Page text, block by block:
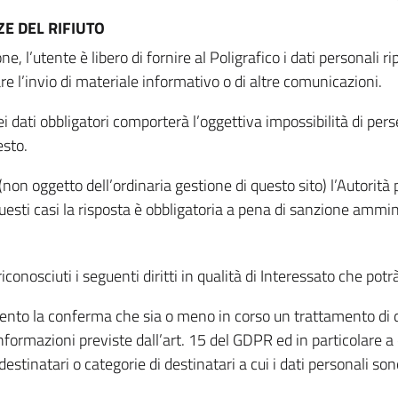
DEL RIFIUTO
l’utente è libero di fornire al Poligrafico i dati personali
l’invio di materiale informativo o di altre comunicazioni.
obbligatori comporterà l’oggettiva impossibilità di
oggetto dell’ordinaria gestione di questo sito)
casi la risposta è obbligatoria a pena di sanzione
i seguenti diritti in qualità di Interessato che
la conferma che sia o meno in corso un trattamento di
previste dall’art. 15 del GDPR ed in
o categorie di destinatari a cui i dati personali